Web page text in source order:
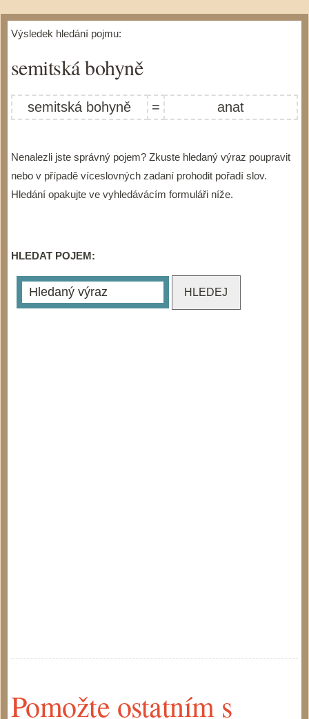
Výsledek hledání pojmu:
semitská bohyně
semitská bohyně = anat
Nenalezli jste správný pojem? Zkuste hledaný výraz poupravit
nebo v případě víceslovných zadaní prohodit pořadí slov.
Hledání opakujte ve vyhledávácím formuláři níže.
HLEDAT POJEM:
Pomožte ostatním s